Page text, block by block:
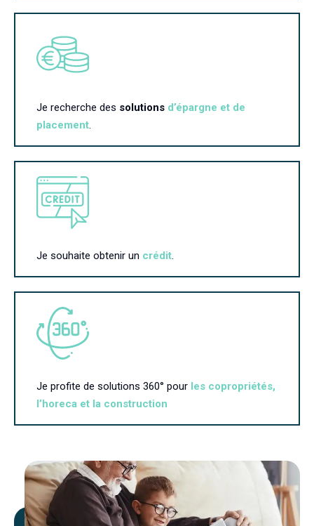
Je recherche des solutions d’épargne et de
placement.
Je souhaite obtenir un crédit.
Je profite de solutions 360° pour les copropriétés,
l’horeca et la construction